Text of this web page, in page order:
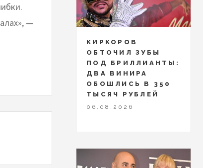
—
КИРКОРОВ
ОБТОЧИЛ ЗУБЫ
ПОД БРИЛЛИАНТЫ:
ДВА ВИНИРА
ОБОШЛИСЬ В 350
ТЫСЯЧ РУБЛЕЙ
06.08.2026